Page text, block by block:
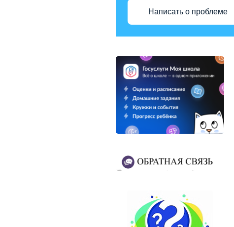
Написать о проблеме